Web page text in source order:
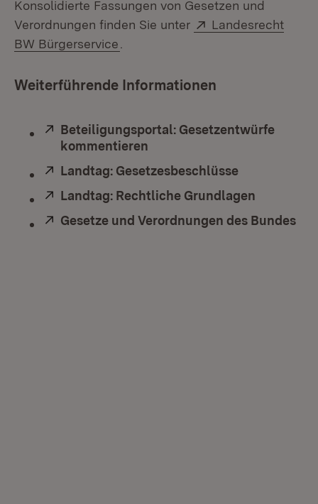
Konsolidierte Fassungen von Gesetzen und
Verordnungen finden Sie unter
Extern:
Landesrecht
BW Bürgerservice.
Weiterführende Informationen
Extern:
Beteiligungsportal: Gesetzentwürfe
kommentieren
Extern:
Landtag: Gesetzesbeschlüsse
Extern:
Landtag: Rechtliche Grundlagen
Extern:
Gesetze und Verordnungen des Bundes